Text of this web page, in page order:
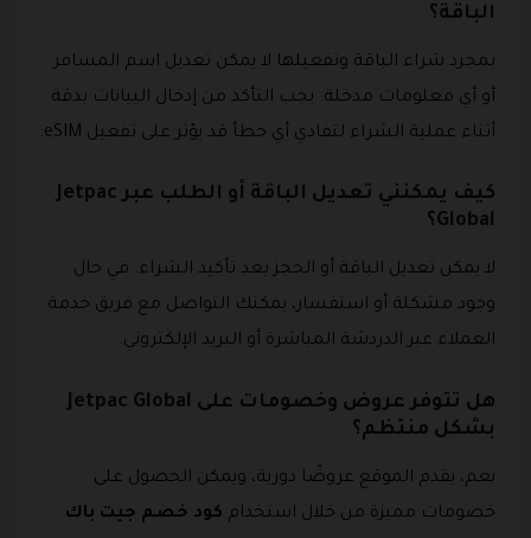
الباقة؟
بمجرد شراء الباقة وتفعيلها لا يمكن تعديل اسم المسافر
أو أي معلومات مدخلة. يجب التأكد من إدخال البيانات بدقة
أثناء عملية الشراء لتفادي أي خطأ قد يؤثر على تفعيل eSIM.
كيف يمكنني تعديل الباقة أو الطلب عبر Jetpac
Global؟
لا يمكن تعديل الباقة أو الحجز بعد تأكيد الشراء. في حال
وجود مشكلة أو استفسار، يمكنك التواصل مع فريق خدمة
العملاء عبر الدردشة المباشرة أو البريد الإلكتروني.
هل تتوفر عروض وخصومات على Jetpac Global
بشكل منتظم؟
نعم، يقدم الموقع عروضًا دورية، ويمكن الحصول على
خصومات مميزة من خلال استخدام كود خصم جيت باك